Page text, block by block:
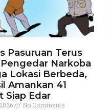
Pasuruan Terus
Narkoba
Lokasi Berbeda,
Amankan 41
Siap Edar
No Comments